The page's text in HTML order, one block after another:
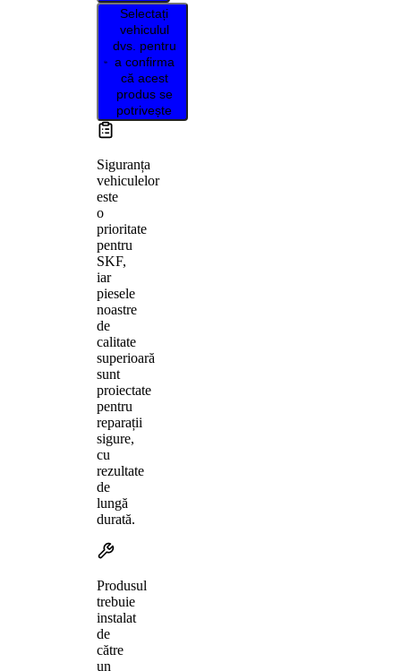
Selectați
vehiculul
dvs. pentru
a confirma
că acest
produs se
potrivește
Siguranța
vehiculelor
este
o
prioritate
pentru
SKF,
iar
piesele
noastre
de
calitate
superioară
sunt
proiectate
pentru
reparații
sigure,
cu
rezultate
de
lungă
durată.
Produsul
trebuie
instalat
de
către
un